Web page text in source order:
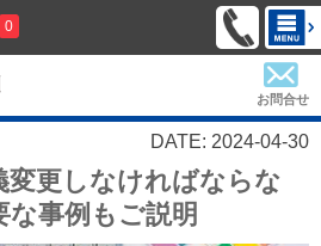
0
お問合せ
DATE: 2024-04-30
変更しなければならな
な事例もご説明